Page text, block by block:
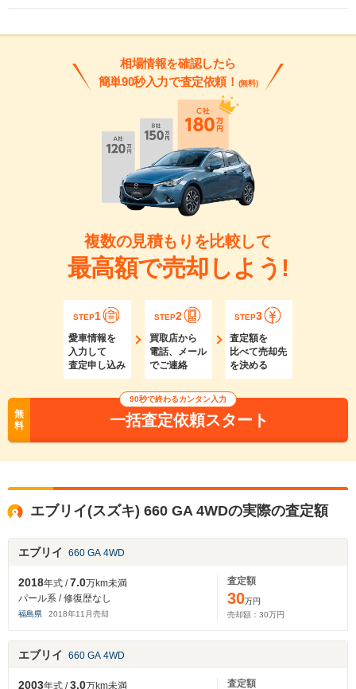
相場情報を確認したら
簡単90秒入力で査定依頼！ (無料)
複数の見積もりを比較して
最高額で売却しよう!
STEP1
愛車情報を
入力して
査定申し込み
STEP2
買取店から
電話、メール
でご連絡
STEP3
査定額を
比べて売却先
を決める
無
料
90秒で終わるカンタン入力
一括査定依頼スタート
エブリイ(スズキ) 660 GA 4WDの実際の査定額
エブリイ 660 GA 4WD
2018年式 /7.0万km未満
パール系 / 修復歴なし
福島県 2018年11 月売却
査定額
30万円
売却額： 30万円
エブリイ 660 GA 4WD
2003年式 /3.0万km未満 査定額